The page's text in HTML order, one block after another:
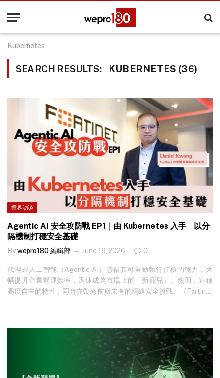
Kubernetes
SEARCH RESULTS: KUBERNETES (36)
業界訪談
Agentic AI 安全攻防戰 EP1｜由 Kubernetes 入手 以分
隔機制打穩安全基礎
Bywepro180 編輯部 June 16, 2026 0
代理式人工智能（Agentic AI）憑藉其可自動執行任務的能力，大
幅提升企業營運效率，迅速成為市場上的「新寵兒」。然而，這種
高度自主的特性，同時亦帶來前所未有的網絡安全挑戰。《Fortinet
Kubernetes 出發。 Agentic AI：自動執行帶來的雙刃劍風險 人工
智能技術經歷多年演進，從機器學習（Machine…